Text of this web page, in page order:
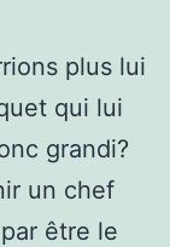
plus lui
qui lui
grandi?
un chef
être le